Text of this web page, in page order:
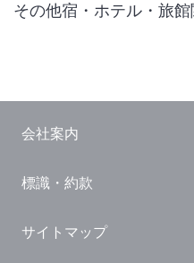
その他宿・ホテル・旅
国内観光ガイド
旅行・観光情報
会社案内
標識・約款
サイトマップ